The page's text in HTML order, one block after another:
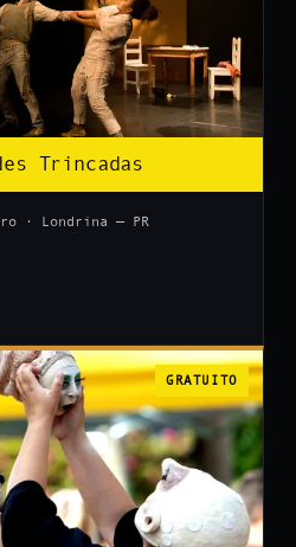
Trincadas
· Londrina — PR
GRATUITO